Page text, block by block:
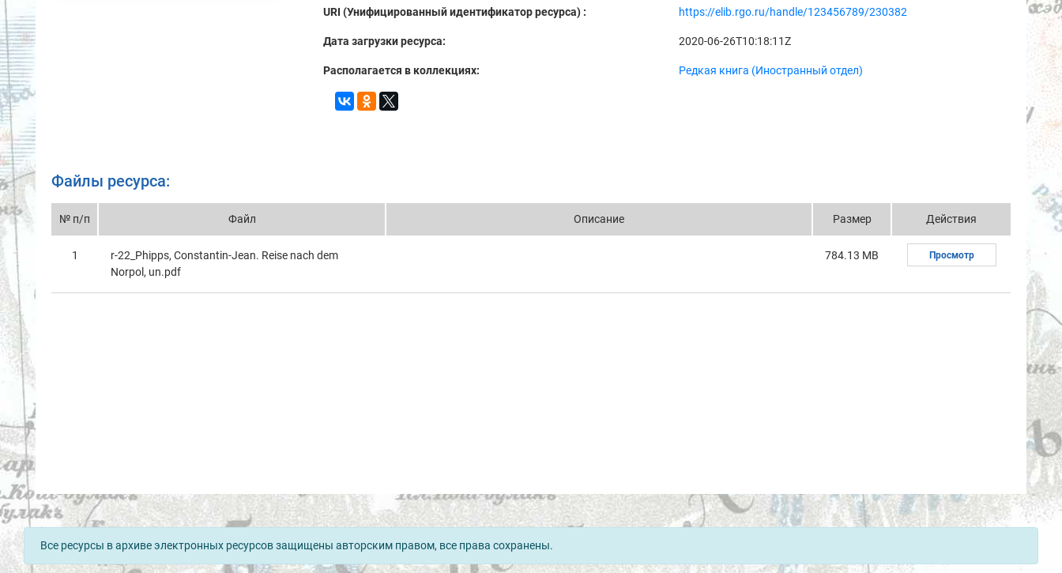
URI (Унифицированный идентификатор ресурса) : https://elib.rgo.ru/handle/123456789/230382
Дата загрузки ресурса: 2020-06-26T10:18:11Z
Располагается в коллекциях: Редкая книга (Иностранный отдел)
Файлы ресурса:
№ п/п Файл Описание Размер Действия
1
r-22_Phipps, Constantin-Jean. Reise nach dem
Norpol, un.pdf
784.13 MB Просмотр
Все ресурсы в архиве электронных ресурсов защищены авторским правом, все права сохранены.